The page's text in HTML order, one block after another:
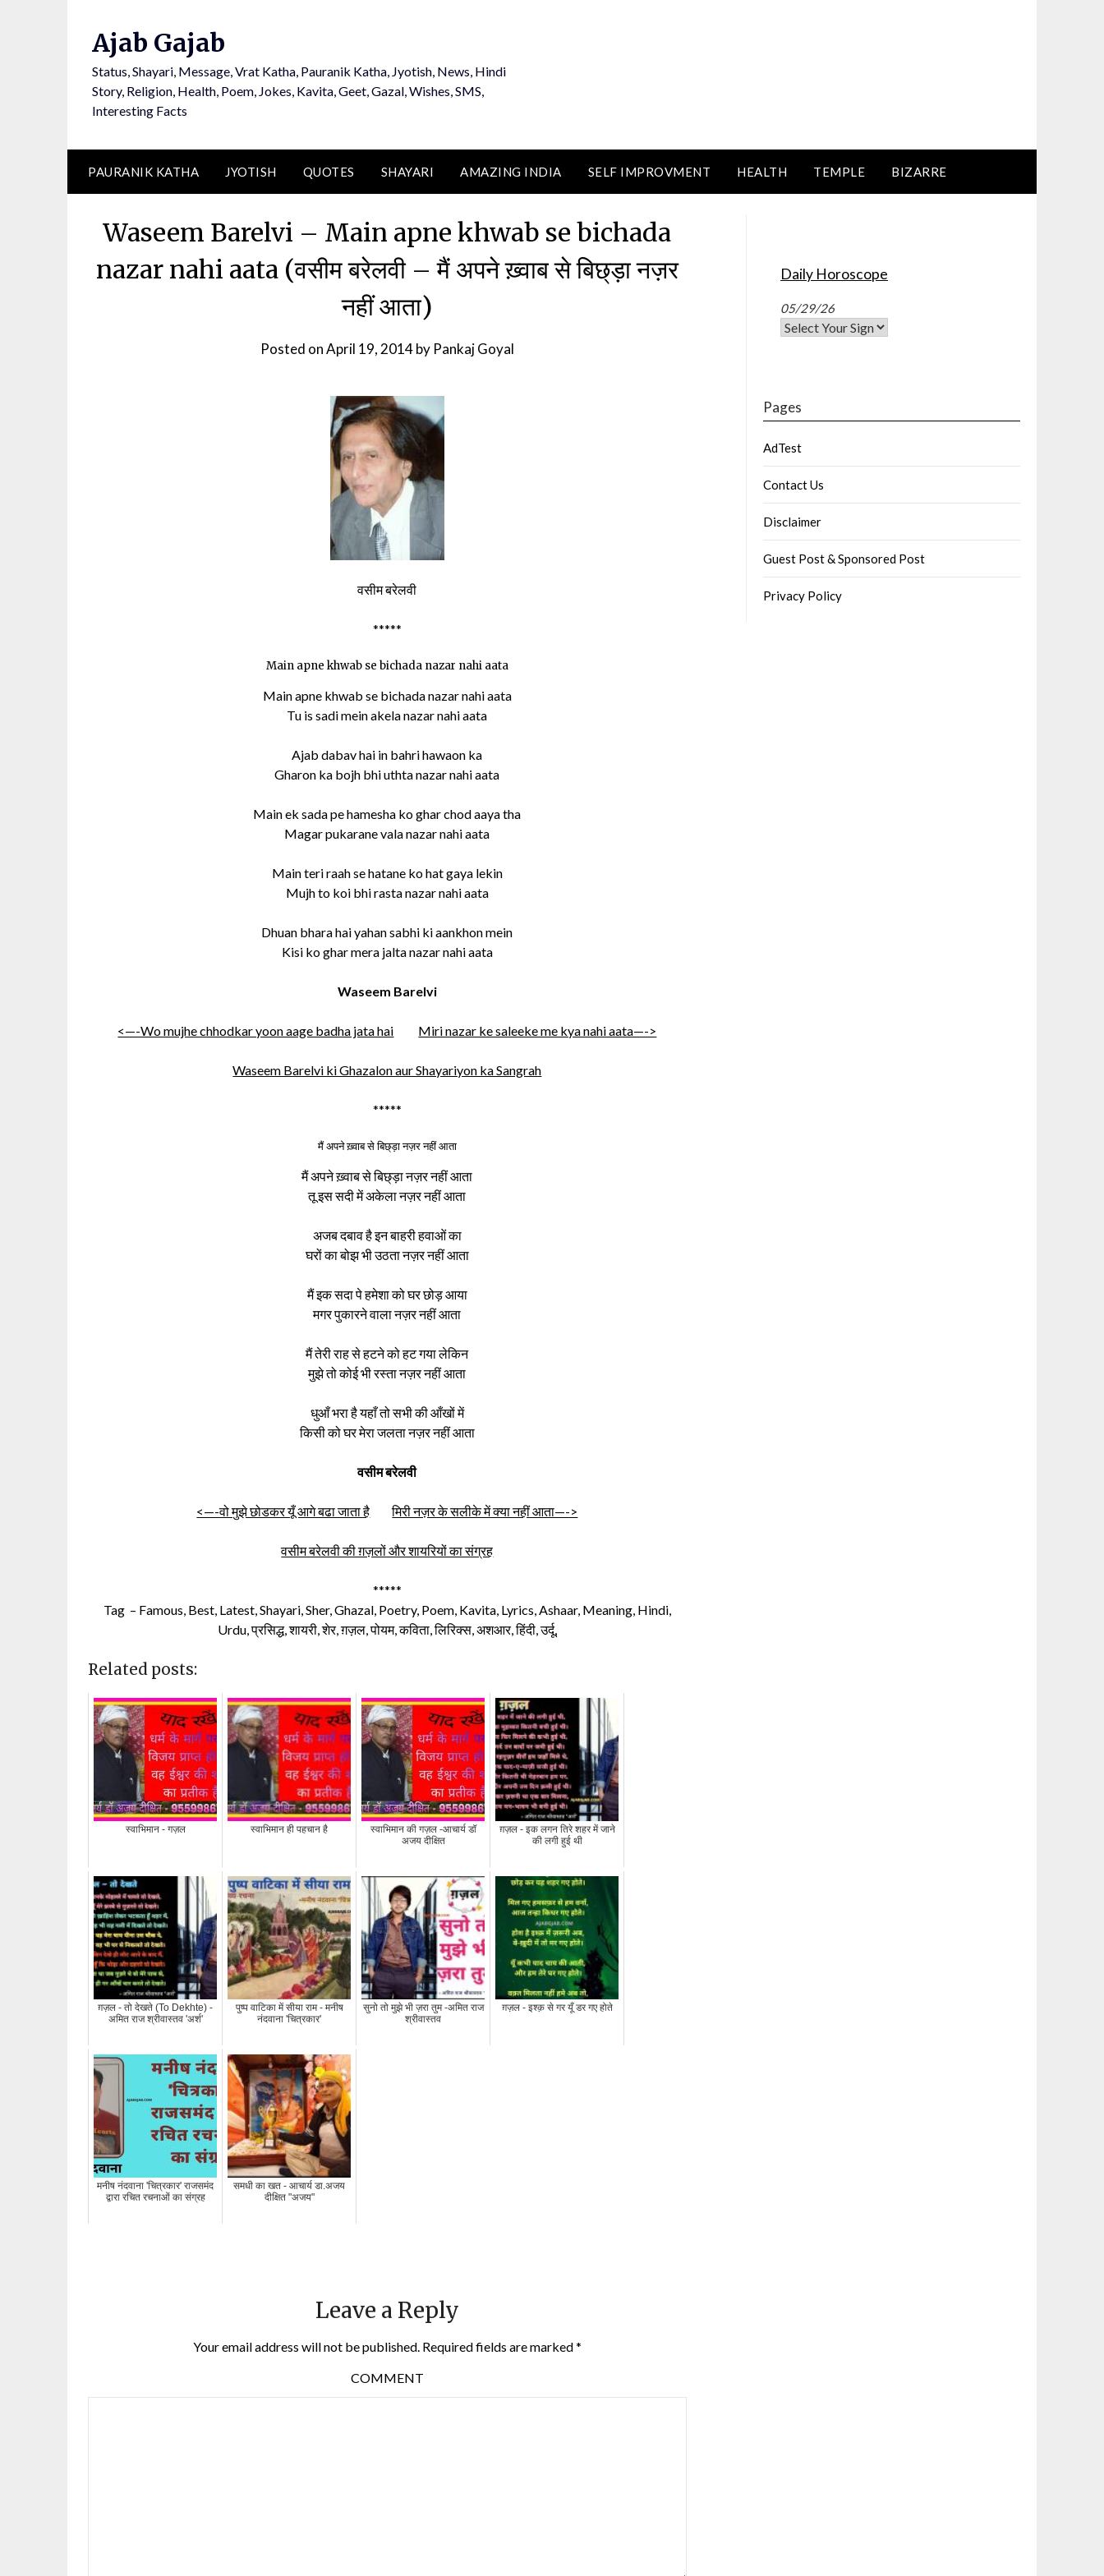
Ajab Gajab
Status, Shayari, Message, Vrat Katha, Pauranik Katha, Jyotish, News, Hindi
Story, Religion, Health, Poem, Jokes, Kavita, Geet, Gazal, Wishes, SMS,
Interesting Facts
PAURANIK KATHA JYOTISH QUOTES SHAYARI AMAZING INDIA SELF IMPROVMENT HEALTH TEMPLE BIZARRE
Waseem Barelvi – Main apne khwab se bichada
nazar nahi aata (वसीम बरेलवी – मैं अपने ख़्वाब से बिछ्ड़ा नज़र
नहीं आता)
Posted onApril 19, 2014by Pankaj Goyal
वसीम बरेलवी
*****
Main apne khwab se bichada nazar nahi aata
Main apne khwab se bichada nazar nahi aata
Tu is sadi mein akela nazar nahi aata
Ajab dabav hai in bahri hawaon ka
Gharon ka bojh bhi uthta nazar nahi aata
Main ek sada pe hamesha ko ghar chod aaya tha
Magar pukarane vala nazar nahi aata
Main teri raah se hatane ko hat gaya lekin
Mujh to koi bhi rasta nazar nahi aata
Dhuan bhara hai yahan sabhi ki aankhon mein
Kisi ko ghar mera jalta nazar nahi aata
Waseem Barelvi
<—-Wo mujhe chhodkar yoon aage badha jata hai Miri nazar ke saleeke me kya nahi aata—->
Waseem Barelvi ki Ghazalon aur Shayariyon ka Sangrah
*****
मैं अपने ख़्वाब से बिछ्ड़ा नज़र नहीं आता
मैं अपने ख़्वाब से बिछ्ड़ा नज़र नहीं आता
तू इस सदी में अकेला नज़र नहीं आता
अजब दबाव है इन बाहरी हवाओं का
घरों का बोझ भी उठता नज़र नहीं आता
मैं इक सदा पे हमेशा को घर छोड़ आया
मगर पुकारने वाला नज़र नहीं आता
मैं तेरी राह से हटने को हट गया लेकिन
मुझे तो कोई भी रस्ता नज़र नहीं आता
धुआँ भरा है यहाँ तो सभी की आँखों में
किसी को घर मेरा जलता नज़र नहीं आता
वसीम बरेलवी
<—-वो मुझे छोडकर यूँ आगे बढा जाता है मिरी नज़र के सलीके में क्या नहीं आता—->
वसीम बरेलवी की ग़ज़लों और शायरियों का संग्रह
*****
Tag – Famous, Best, Latest, Shayari, Sher, Ghazal, Poetry, Poem, Kavita, Lyrics, Ashaar, Meaning, Hindi,
Urdu, प्रसिद्ध, शायरी, शेर, ग़ज़ल, पोयम, कविता, लिरिक्स, अशआर, हिंदी, उर्दू,
Related posts:
स्वाभिमान - गज़ल स्वाभिमान ही पहचान है
स्वाभिमान की गज़ल -आचार्य डॉ
अजय दीक्षित
ग़ज़ल - इक लगन तिरे शहर में जाने
की लगी हुई थी
ग़ज़ल - तो देखते (To Dekhte) -
अमित राज श्रीवास्तव 'अर्श'
पुष्प वाटिका में सीया राम - मनीष
नंदवाना 'चित्रकार'
सुनो तो मुझे भी ज़रा तुम -अमित राज
श्रीवास्तव
ग़ज़ल - इश्क़ से गर यूँ डर गए होते
मनीष नंदवाना 'चित्रकार' राजसमंद
द्वारा रचित रचनाओं का संग्रह
समधी का खत - आचार्य डा.अजय
दीक्षित "अजय"
Leave a Reply
Your email address will not be published.Required fields are marked*
COMMENT
Daily Horoscope
05/29/26
Pages
AdTest
Contact Us
Disclaimer
Guest Post & Sponsored Post
Privacy Policy